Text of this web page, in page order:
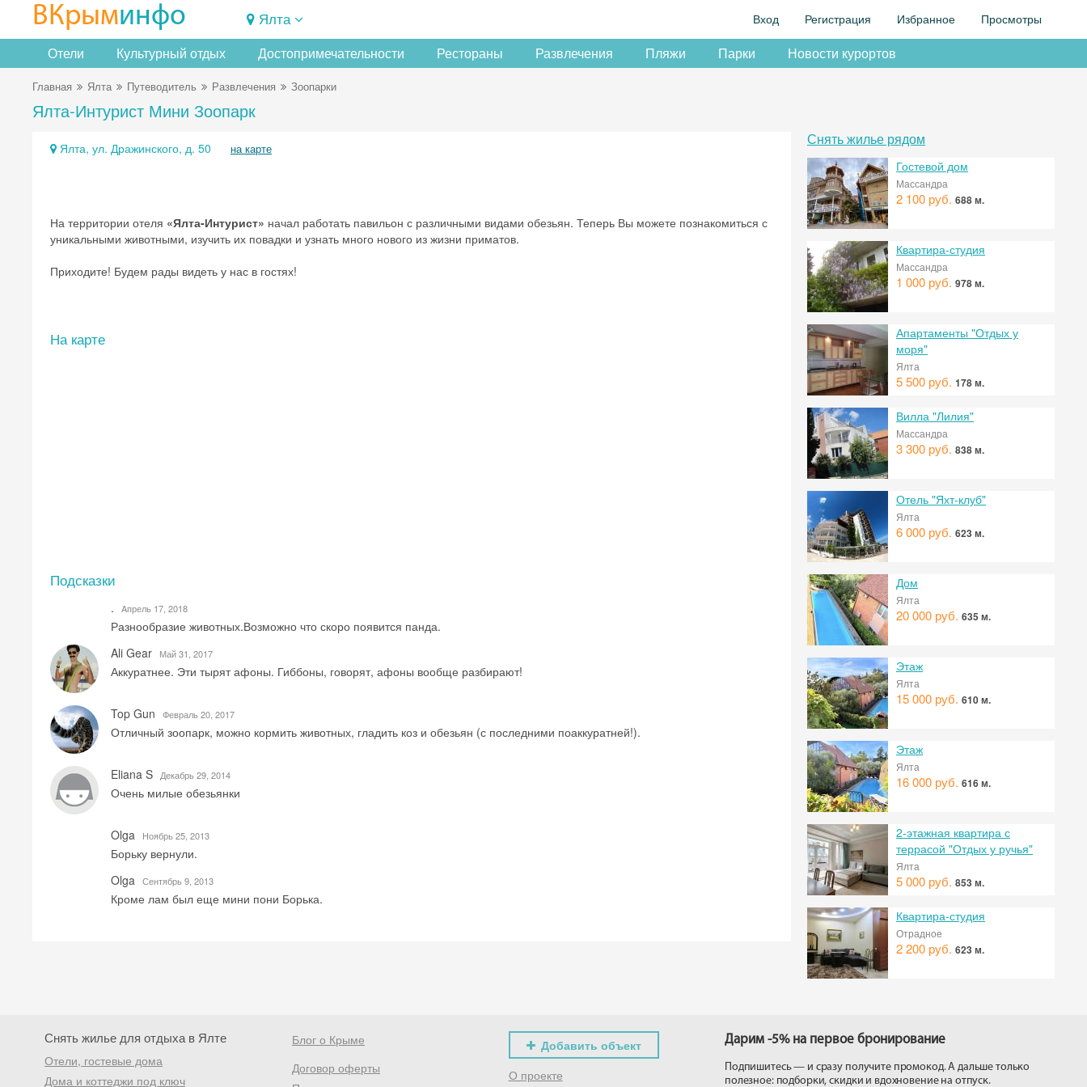
ВКрыминфо Ялта Вход Регистрация Избранное Просмотры
Отели Культурный отдых Достопримечательности Рестораны Развлечения Пляжи Парки Новости курортов
Главная Ялта Путеводитель Развлечения Зоопарки
Ялта-Интурист Мини Зоопарк
Ялта, ул. Дражинского, д. 50 на карте
На территории отеля «Ялта-Интурист» начал работать павильон с различными видами обезьян. Теперь Вы можете познакомиться с
уникальными животными, изучить их повадки и узнать много нового из жизни приматов.
Приходите! Будем рады видеть у нас в гостях!
На карте
Подсказки
. Aпрель 17, 2018
Разнообразие животных.Возможно что скоро появится панда.
Ali Gear
Май 31, 2017
Аккуратнее. Эти тырят афоны. Гиббоны, говорят, афоны вообще разбирают!
Top Gun Февраль 20, 2017
Отличный зоопарк, можно кормить животных, гладить коз и обезьян (с последними поаккуратней!).
Eliana S Декабрь 29, 2014
Очень милые обезьянки
Olga Ноябрь 25, 2013
Борьку вернули.
Olga Сентябрь 9, 2013
Кроме лам был еще мини пони Борька.
Снять жилье рядом
Гостевой дом
Массандра
2 100 руб. 688 м.
Квартира-студия
Массандра
1 000 руб. 978 м.
Апартаменты "Отдых у
моря"
Ялта
5 500 руб. 178 м.
Вилла "Лилия"
Массандра
3 300 руб. 838 м.
Отель "Яхт-клуб"
Ялта
6 000 руб. 623 м.
Дом
Ялта
20 000 руб. 635 м.
Этаж
Ялта
15 000 руб. 610 м.
Этаж
Ялта
16 000 руб. 616 м.
2-этажная квартира с
террасой "Отдых у ручья"
Ялта
5 000 руб. 853 м.
Квартира-студия
Отрадное
2 200 руб. 623 м.
Снять жилье для отдыха в Ялте
Отели, гостевые дома
Дома и коттеджи под ключ
Блог о Крыме
Договор оферты
Добавить объект
О проекте
Дарим -5% на первое бронирование
Подпишитесь — и сразу получите промокод. А дальше только
полезное: подборки, скидки и вдохновение на отпуск.